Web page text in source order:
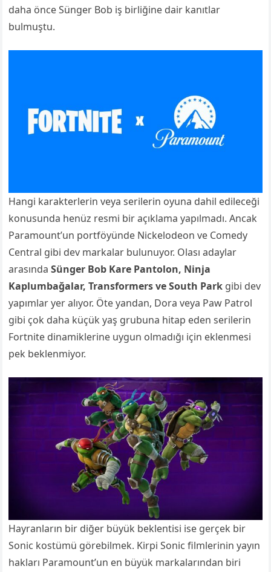
daha önce Sünger Bob iş birliğine dair kanıtlar
bulmuştu.
Hangi karakterlerin veya serilerin oyuna dahil edileceği
konusunda henüz resmi bir açıklama yapılmadı. Ancak
Paramount’un portföyünde Nickelodeon ve Comedy
Central gibi dev markalar bulunuyor. Olası adaylar
arasındaSünger Bob Kare Pantolon, Ninja
Kaplumbağalar, Transformers ve South Park gibi dev
yapımlar yer alıyor. Öte yandan, Dora veya Paw Patrol
gibi çok daha küçük yaş grubuna hitap eden serilerin
Fortnite dinamiklerine uygun olmadığı için eklenmesi
pek beklenmiyor.
Hayranların bir diğer büyük beklentisi ise gerçek bir
Sonic kostümü görebilmek. Kirpi Sonic filmlerinin yayın
hakları Paramount’un en büyük markalarından biri